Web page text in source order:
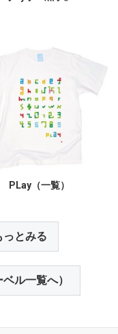
PLay（一覧）
っとみる
ル一覧へ）